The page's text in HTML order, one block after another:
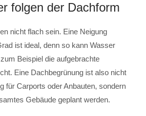
folgen der Dachform
nicht flach sein. Eine Neigung
ist ideal, denn so kann Wasser
Beispiel die aufgebrachte
Eine Dachbegrünung ist also nicht
für Carports oder Anbauten, sondern
Gebäude geplant werden.